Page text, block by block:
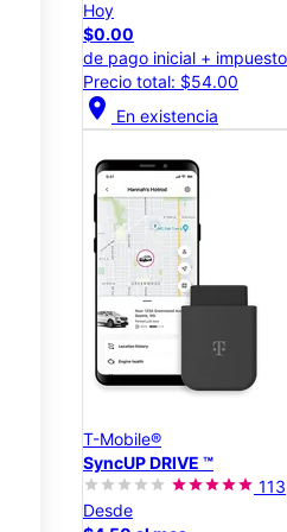
Hoy
$0.00
de pago inicial +
Precio total: $54.00
location_on En existencia
T-Mobile®
SyncUP DRIVE ™
113
Desde